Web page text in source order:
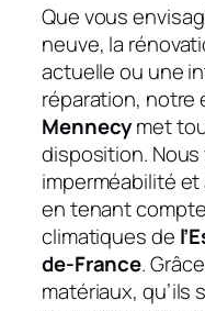
Que vous
neuve, la
actuelle ou une
réparation, notre
Mennecymet
disposition. Nous
imperméabilité
en tenant
climatiques de
de-France.
matériaux,